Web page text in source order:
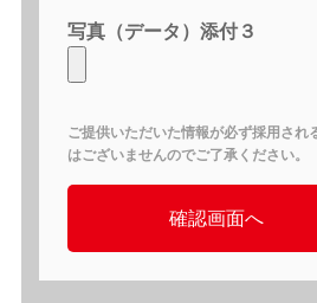
写真（データ）添付３
ご提供いただいた情報が必ず採用され
はございませんのでご了承ください。